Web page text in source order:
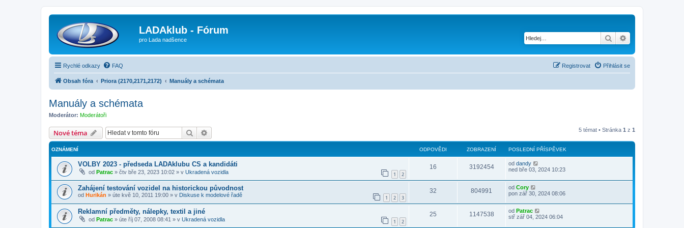
LADAklub - Fórum
pro Lada nadšence Hledat
Rychlé odkazy FAQ Přihlásit se
Registrovat
Obsah fóra Priora (2170,2171,2172) Manuály a schémata
Manuály a schémata
Moderátor: Moderátoři
Nové téma Hledat 5 témat • Stránka 1 z 1
OZNÁMENÍ ODPOVĚDI ZOBRAZENÍ POSLEDNÍ PŘÍSPĚVEK
VOLBY 2023 - předseda LADAklubu CS a kandidáti
od Patrac » čtv bře 23, 2023 10:02 » v Ukradená vozidla 1 2
16 3192454 od dandy
ned bře 03, 2024 10:23
Zahájení testování vozidel na historickou původnost
od Hurikán » úte kvě 10, 2011 19:00 » v Diskuse k modelové řadě 1 2 3
32 804991 od Cory
pon zář 30, 2024 08:06
Reklamní předměty, nálepky, textil a jiné
od Patrac » úte říj 07, 2008 08:41 » v Ukradená vozidla 1 2
25 1147538 od Patrac
stř zář 04, 2024 06:04